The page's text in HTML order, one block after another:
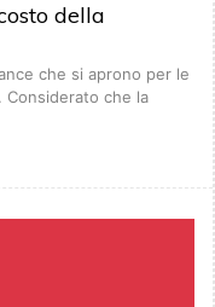
della
che si aprono per le
Considerato che la